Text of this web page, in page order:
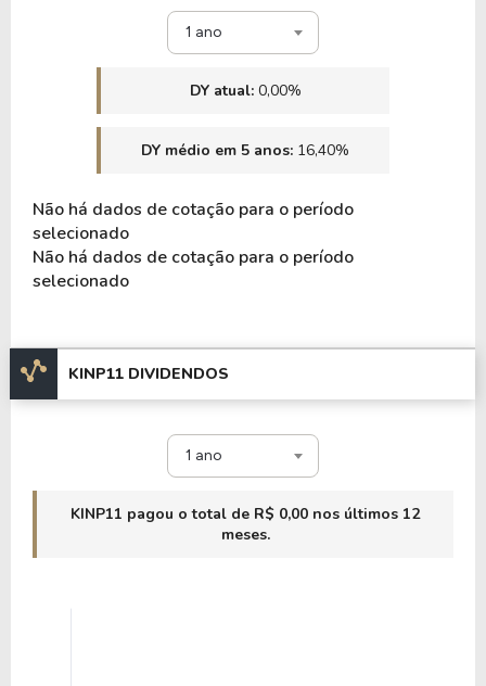
1 ano
DY atual: 0,00%
DY médio em 5 anos: 16,40%
Não há dados de cotação para o período
selecionado
Não há dados de cotação para o período
selecionado
KINP11 DIVIDENDOS
1 ano
KINP11 pagou o total de R$ 0,00 nos últimos 12
meses.